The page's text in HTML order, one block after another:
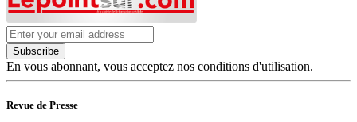
Subscribe
En vous abonnant, vous acceptez nos conditions d'utilisation.
Revue de Presse